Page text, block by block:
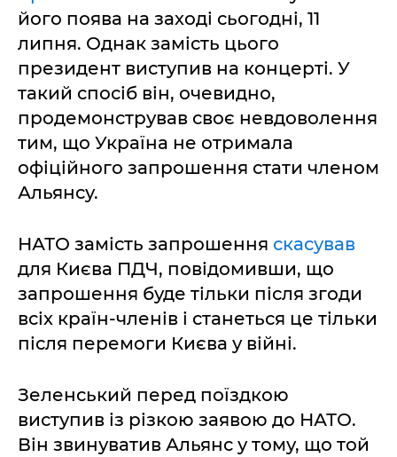
його поява на заході сьогодні, 11
липня. Однак замість цього
президент виступив на концерті. У
такий спосіб він, очевидно,
продемонстрував своє невдоволення
тим, що Україна не отримала
офіційного запрошення стати членом
Альянсу.
НАТО замість запрошення скасував
для Києва ПДЧ, повідомивши, що
запрошення буде тільки після згоди
всіх країн-членів і станеться це тільки
після перемоги Києва у війні.
Зеленський перед поїздкою
виступив із різкою заявою до НАТО.
Він звинуватив Альянс у тому, що той